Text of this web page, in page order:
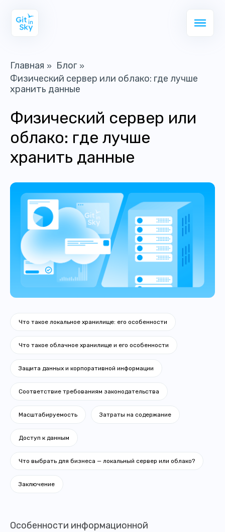
Главная » Блог »
Физический сервер или облако: где лучше
хранить данные
Физический сервер или
облако: где лучше
хранить данные
Что такое локальное хранилище: его особенности
Что такое облачное хранилище и его особенности
Защита данных и корпоративной информации
Соответствие требованиям законодательства
Масштабируемость Затраты на содержание
Доступ к данным
Что выбрать для бизнеса — локальный сервер или облако?
Заключение
Особенности информационной